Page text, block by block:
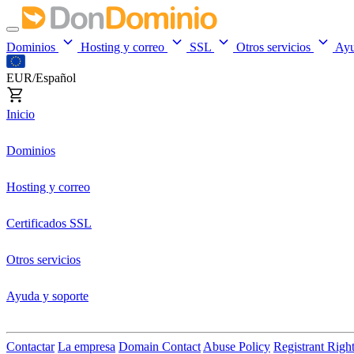
Dominios Hosting y correo SSL Otros servicios
EUR/Español
Inicio
Dominios
Hosting y correo
Certificados SSL
Otros servicios
Ayuda y soporte
Contactar La empresa Domain Contact Abuse Policy Registrant